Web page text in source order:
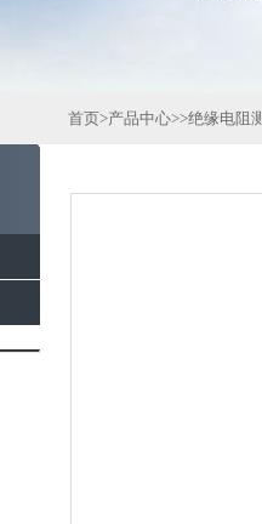
首页>产品中心>>绝缘电阻